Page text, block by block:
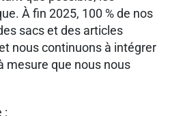
À fin 2025, 100 % de nos
sacs et des articles
nous continuons à intégrer
mesure que nous nous
: